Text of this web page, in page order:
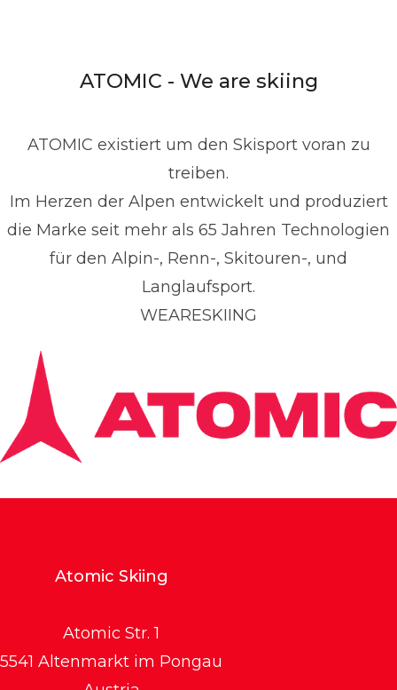
1517 2843377ATOMIC - We are skiing
ATOMIC existiert um den Skisport voran zu
treiben.
Im Herzen der Alpen entwickelt und produziert
die Marke seit mehr als 65 Jahren Technologien
für den Alpin-, Renn-, Skitouren-, und
Langlaufsport.
WEARESKIING
Atomic Skiing
Atomic Str. 1
5541 Altenmarkt im Pongau